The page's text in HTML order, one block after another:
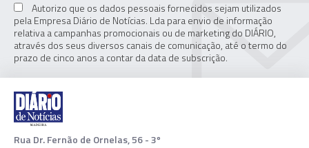
Autorizo que os dados pessoais fornecidos sejam utilizados
pela Empresa Diário de Notícias. Lda para envio de informação
relativa a campanhas promocionais ou de marketing do DIÁRIO,
através dos seus diversos canais de comunicação, até o termo do
prazo de cinco anos a contar da data de subscrição.
Rua Dr. Fernão de Ornelas, 56 - 3º